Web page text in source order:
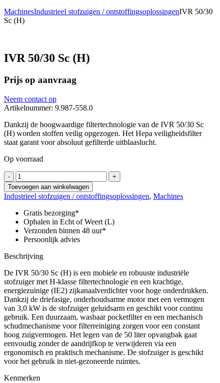
MachinesIndustrieel stofzuigen / ontstoffingsoplossingenIVR 50/30
Sc (H)
IVR 50/30 Sc (H)
Prijs op aanvraag
Neem contact op
Artikelnummer: 9.987-558.0
Dankzij de hoogwaardige filtertechnologie van de IVR 50/30 Sc
(H) worden stoffen veilig opgezogen. Het Hepa veiligheidsfilter
staat garant voor absoluut gefilterde uitblaaslucht.
Op voorraad
-
IVR
50/30
Sc
(H)
aantal
+
Toevoegen aan winkelwagen
Industrieel stofzuigen / ontstoffingsoplossingen, Machines
Gratis bezorging*
Ophalen in Echt of Weert (L)
Verzonden binnen 48 uur*
Persoonlijk advies
Beschrijving
De IVR 50/30 Sc (H) is een mobiele en robuuste industriële
stofzuiger met H-klasse filtertechnologie en een krachtige,
energiezuinige (IE2) zijkanaalverdichter voor hoge onderdrukken.
Dankzij de driefasige, onderhoudsarme motor met een vermogen
van 3,0 kW is de stofzuiger geluidsarm en geschikt voor continu
gebruik. Een duurzaam, wasbaar pocketfilter en een mechanisch
schudmechanisme voor filterreiniging zorgen voor een constant
hoog zuigvermogen. Het legen van de 50 liter opvangbak gaat
eenvoudig zonder de aandrijfkop te verwijderen via een
ergonomisch en praktisch mechanisme. De stofzuiger is geschikt
voor het gebruik in niet-gezoneerde ruimtes.
Kenmerken